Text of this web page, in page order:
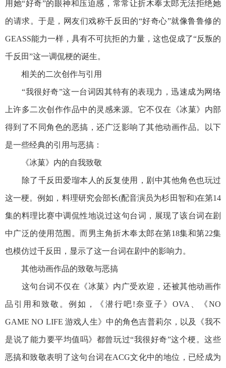
用她“好奇”的眼神和压迫感，常常让折木奉太郎无法拒绝她
的请求。于是，网友们戏称千反田的“好奇心”就像鲁鲁修的
GEASS能力一样，具有不可抗拒的力量，这也促成了“反叛的
千反田”这一调侃梗的诞生。
相关的二次创作与引用
“我很好奇”这一台词因其特有的表现力，迅速成为网络
上许多二次创作作品中的灵感来源。它不仅在《冰菓》内部
得到了不同角色的恶搞，还广泛影响了其他动画作品。以下
是一些经典的引用与恶搞：
《冰菓》内的自我致敬
除了千反田爱瑠本人的反复使用，剧中其他角色也玩过
这一梗。例如，料理研究会部长(配音演员为杉田智和)在第14
集的料理比赛中调侃性地说过这句台词，展现了该台词在剧
中广泛的使用范围。而男主角折木奉太郎在第18集和第22集
也模仿过千反田，显示了这一台词在剧中的影响力。
其他动画作品的致敬与恶搞
这句台词不仅在《冰菓》内广受欢迎，还被其他动画作
品引用和致敬。例如，《潜行吧!奈亚子》OVA、《NO
GAME NO LIFE 游戏人生》中的角色吉普莉尔，以及《我不
是说了能力要平均值吗》都曾玩过“我很好奇”这个梗。这些
恶搞和致敬表明了这句台词在ACG文化中的地位，已经成为